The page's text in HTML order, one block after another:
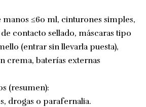
≤60 ml, cinturones simples,
contacto sellado, máscaras tipo
(entrar sin llevarla puesta),
crema, baterías externas
(resumen):
drogas o parafernalia.